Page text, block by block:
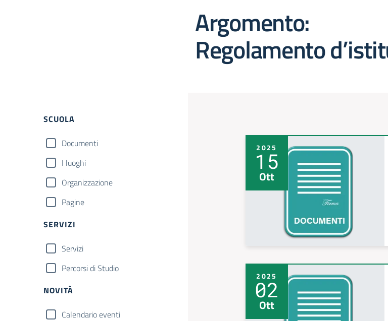
Argomento:
Regolamento
Filtri
SCUOLA
Documenti
I luoghi
Organizzazione
Pagine
SERVIZI
Servizi
Percorsi di Studio
NOVITÀ
Calendario eventi
2025
15
Ott
2025
02
Ott